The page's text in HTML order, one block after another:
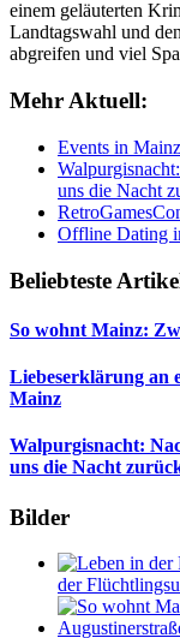
einem geläuterten
Landtagswahl und
abgreifen und viel
Mehr Aktuell:
Events in
uns die Nacht
Offline Dating
Beliebteste
So wohnt Mainz:
Liebeserklärung an
Mainz
Walpurgisnacht:
uns die Nacht
Bilder
der